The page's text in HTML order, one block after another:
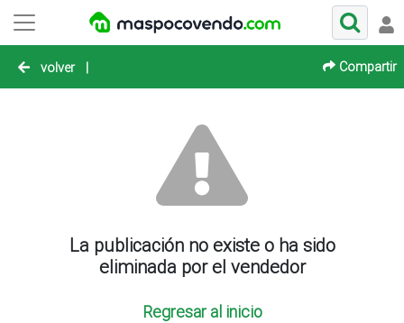
volver | Compartir
La publicación no existe o ha sido
eliminada por el vendedor
Regresar al inicio